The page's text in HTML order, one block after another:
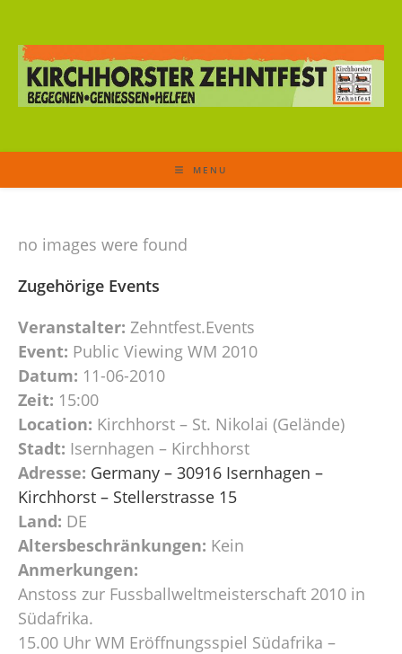
MENU
no images were found
Zugehörige Events
Veranstalter: Zehntfest.Events
Event: Public Viewing WM 2010
Datum: 11-06-2010
Zeit: 15:00
Location: Kirchhorst – St. Nikolai (Gelände)
Stadt: Isernhagen – Kirchhorst
Adresse: Germany – 30916 Isernhagen –
Kirchhorst – Stellerstrasse 15
Land: DE
Altersbeschränkungen: Kein
Anmerkungen:
Anstoss zur Fussballweltmeisterschaft 2010 in
Südafrika.
15.00 Uhr WM Eröffnungsspiel Südafrika –